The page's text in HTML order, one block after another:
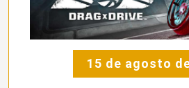
15 de agosto